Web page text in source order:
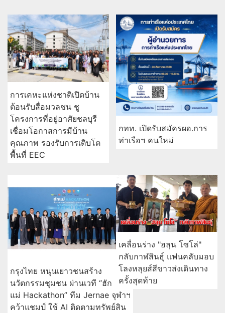
การเคหะแห่งชาติเปิดบ้าน
ต้อนรับสื่อมวลชน ชู
โครงการที่อยู่อาศัยชลบุรี
เชื่อมโอกาสการมีบ้าน
คุณภาพ รองรับการเติบโต
พื้นที่ EEC
กทท. เปิดรับสมัครผอ.การ
ท่าเรือฯ คนใหม่
กรุงไทย หนุนเยาวชนสร้าง
นวัตกรรมชุมชน ผ่านเวที “ฮัก
แม่ Hackathon” ทีม Jernae จุฬาฯ
คว้าแชมป์ ใช้ AI ติดตามทรัพย์สิน
เคลื่อนร่าง "ฮลุน โซโล่"
กลับกาฬสินธุ์ แฟนคลับมอบ
โลงหลุยส์สีขาวส่งเดินทาง
ครั้งสุดท้าย